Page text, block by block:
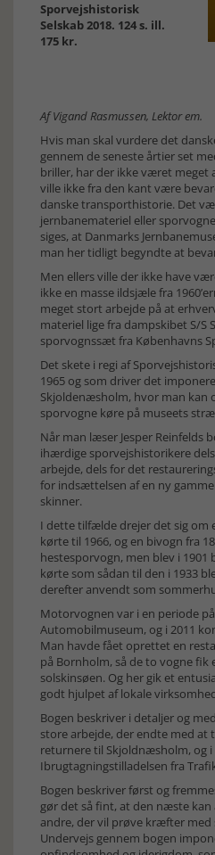
Sporvejshistorisk
Selskab 2018. 124 s. ill.
175 kr.
Af Vigand Rasmussen, Lektor em.
Hvis man skal vurdere det
gennem de seneste årtier set
briller, har der ikke været meget
ville ikke fra den kant være
danske transporthistorie. Det
jernbanemateriel eller
siges, at Danmarks
man her tidligt begyndte at
Men ellers ville der ikke have
ikke en masse ildsjæle fra
meget stort arbejde på at
materiel lige fra dampskibet S/S
sporvognssæt fra Københavns
Det skete i regi af
1965 og som driver det
Skjoldenæsholm, hvor man kan
sporvogne køre på museets
Når man læser Jesper Reinfelds
ihærdige sporvejshistorikere
arbejde, dels for det
for indsættelsen af en ny
skinner.
I dette tilfælde drejer det sig om
kørte til 1966, og en bivogn fra
hestesporvogn, men blev i
kørte som sådan til den i 1933
derefter anvendt som
Motorvognen var i en periode
Automobilmuseum, og i 2011
Man havde fået oprettet en
på Bornholm, så de to vogne
solskinsøen. Og her gik et
godt hjulpet af lokale
Bogen beskriver i detaljer og
store arbejde, der endte med
returnere til Skjoldnæsholm, og i
Ibrugtagningstilladelsen fra
Bogen beskriver først og
gør det så fint, at den næste
andre, der vil prøve kræfter med
Undervejs gennem bogen